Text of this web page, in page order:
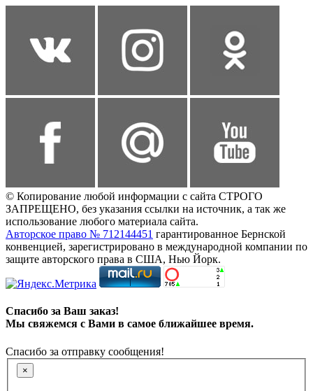
© Копирование любой информации с сайта СТРОГО
ЗАПРЕЩЕНО, без указания ссылки на источник, а так же
использование любого материала сайта.
Авторское право № 712144451 гарантированное Бернской
конвенцией, зарегистрировано в международной компании по
защите авторского права в США, Нью Йорк.
Спасибо за Ваш заказ!
Мы свяжемся с Вами в самое ближайшее время.
Спасибо за отправку сообщения!
×